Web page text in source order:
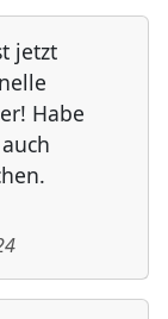
jetzt
Habe